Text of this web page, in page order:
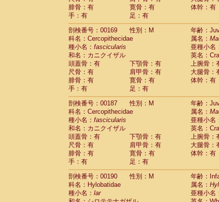
腓骨：有
寛骨：有
体幹：有
手：有
足：有
剖検番号：00169
性別：M
年齢：
科名：Cercopithecidae
属名：
種小名： fascicularis
亜種小名
和名：カニクイザル
英名：
頭蓋骨：有
下顎骨：有
上腕骨：
尺骨：有
肩甲骨：有
大腿骨：
腓骨：有
寛骨：有
体幹：有
手：有
足：有
剖検番号：00187
性別：M
年齢：
科名：Cercopithecidae
属名：
種小名： fascicularis
亜種小名
和名：カニクイザル
英名：
頭蓋骨：有
下顎骨：有
上腕骨：
尺骨：有
肩甲骨：有
大腿骨：
腓骨：有
寛骨：有
体幹：有
手：有
足：有
剖検番号：00190
性別：M
年齢：
科名：Hylobatidae
属名：
種小名： lar
亜種小名